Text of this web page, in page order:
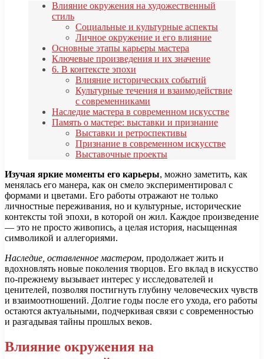
Влияние окружения на художественный
стиль
Социальные и культурные аспекты
Личное окружение и его влияние
Основные этапы карьеры мастера
Ключевые произведения и их значение
6. В контексте эпохи
Влияние исторических событий
Культурные течения и взаимодействие
с современниками
Наследие мастера в современном искусстве
Память о мастере: выставки и признание
Выставки и ретроспективы
Признание в современном искусстве
Выставочные проекты
Изучая яркие моменты его карьеры, можно заметить, как
менялась его манера, как он смело экспериментировал с
формами и цветами. Его работы отражают не только
личностные переживания, но и культурные, исторические
контексты той эпохи, в которой он жил. Каждое произведение
— это не просто живопись, а целая история, насыщенная
символикой и аллегориями.
Наследие, оставленное мастером, продолжает жить и
вдохновлять новые поколения творцов. Его вклад в искусство
по-прежнему вызывает интерес у исследователей и
ценителей, позволяя постигнуть глубину человеческих чувств
и взаимоотношений. Долгие годы после его ухода, его работы
остаются актуальными, подчеркивая связи с современностью
и разгадывая тайны прошлых веков.
Влияние окружения на